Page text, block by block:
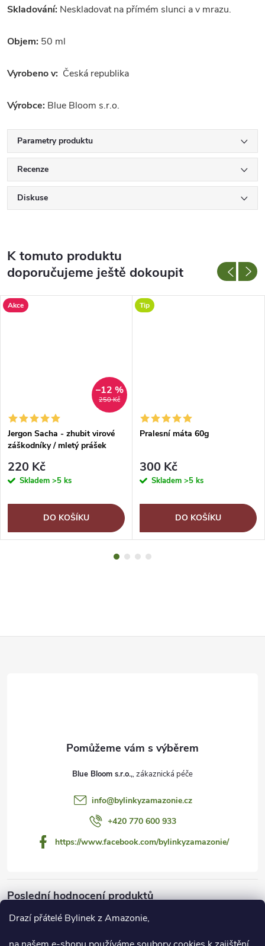
Drazí přátelé Bylinek z Amazonie,
Skladování: Neskladovat na přímém slunci a v mrazu.
Objem: 50 ml
Vyrobeno v: Česká republika
Výrobce: Blue Bloom s.r.o.
Parametry produktu
Recenze
Diskuse
K tomuto produktu
doporučujeme ještě dokoupit
Akce
250 Kč
–12 %
Jergon Sacha - zhubit virové
záškodníky / mletý prášek
220 Kč
Skladem >5 ks
DO KOŠÍKU
Tip
Pralesní máta 60g
300 Kč
Skladem >5 ks
DO KOŠÍKU
Poslední hodnocení produktů
Blue Bloom s.r.o.,
info@bylinkyzamazonie.cz
+420 770 600 933
https://www.facebook.com/bylinkyzamazonie/